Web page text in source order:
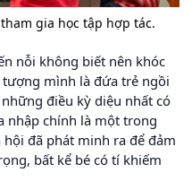
gia học tập hợp tác.
nỗi không biết nên khóc
mình là đứa trẻ ngồi
điều kỳ diệu nhất có
nhập chính là một trong
đã phát minh ra để đảm
bất kể bé có tí khiếm